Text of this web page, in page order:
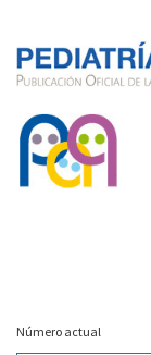
Número actual